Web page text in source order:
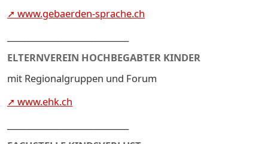
➚ www.gebaerden-sprache.ch
ELTERNVEREIN HOCHBEGABTER KINDER
mit Regionalgruppen und Forum
➚ www.ehk.ch